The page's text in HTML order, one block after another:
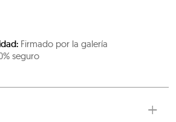
Firmado por la galería
seguro